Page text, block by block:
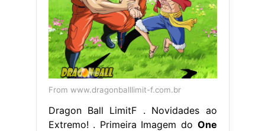
From www.dragonballlimit-f.com.br
Dragon Ball LimitF . Novidades ao
Extremo! . Primeira Imagem do One